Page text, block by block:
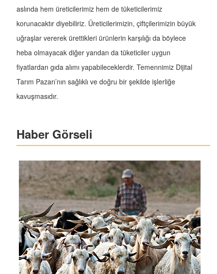
aslında hem üreticilerimiz hem de tüketicilerimiz
korunacaktır diyebiliriz. Üreticilerimizin, çiftçilerimizin büyük
uğraşlar vererek ürettikleri ürünlerin karşılığı da böylece
heba olmayacak diğer yandan da tüketiciler uygun
fiyatlardan gıda alımı yapabileceklerdir. Temennimiz Dijital
Tarım Pazarı’nın sağlıklı ve doğru bir şekilde işlerliğe
kavuşmasıdır.
Haber Görseli